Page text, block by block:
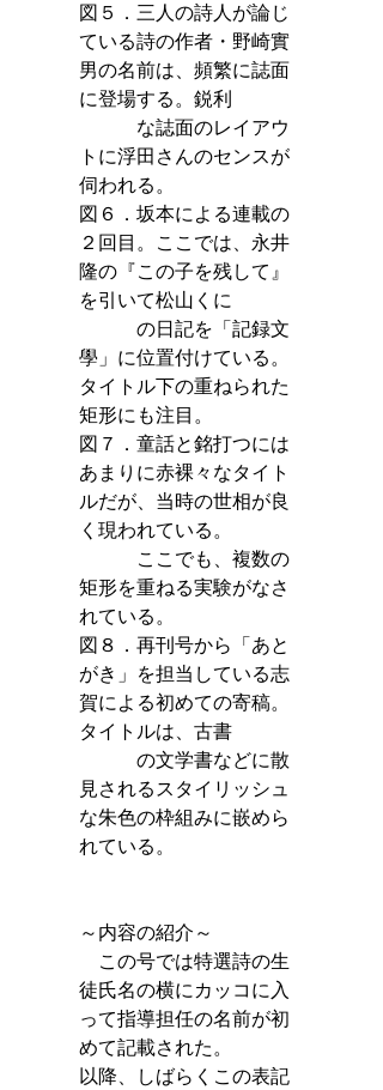
図５．三人の詩人が論じ
ている詩の作者・野崎實
男の名前は、頻繁に誌面
に登場する。鋭利
な誌面のレイアウ
トに浮田さんのセンスが
伺われる。
図６．坂本による連載の
２回目。ここでは、永井
隆の『この子を残して』
を引いて松山くに
の日記を「記録文
學」に位置付けている。
タイトル下の重ねられた
矩形にも注目。
図７．童話と銘打つには
あまりに赤裸々なタイト
ルだが、当時の世相が良
く現われている。
ここでも、複数の
矩形を重ねる実験がなさ
れている。
図８．再刊号から「あと
がき」を担当している志
賀による初めての寄稿。
タイトルは、古書
の文学書などに散
見されるスタイリッシュ
な朱色の枠組みに嵌めら
れている。
～内容の紹介～
この号では特選詩の生
徒氏名の横にカッコに入
って指導担任の名前が初
めて記載された。
以降、しばらくこの表記